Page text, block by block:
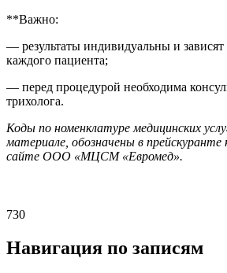
**Важно:
— результаты индивидуальны и зависят
каждого пациента;
— перед процедурой необходима
трихолога.
Коды по номенклатуре медицинских
материале, обозначены в прейскуранте
сайте ООО «МЦСМ «Евромед».
730
Навигация по записям